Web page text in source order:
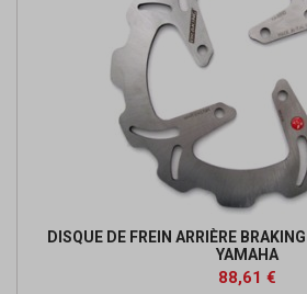
DISQUE DE FREIN ARRIÈRE
YAMAHA
Prix
88,61 €